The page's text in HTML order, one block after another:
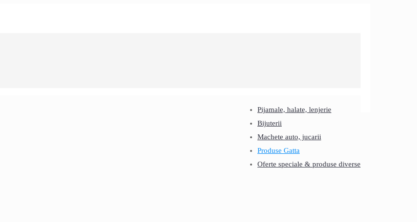
Pijamale, halate, lenjerie
Bijuterii
Machete auto, jucarii
Produse Gatta
Oferte speciale & produse diverse